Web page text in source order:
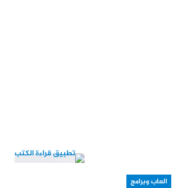
العاب وبرامج